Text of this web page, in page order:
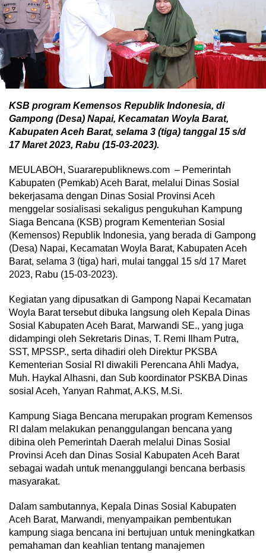
KSB program Kemensos Republik Indonesia, di
Gampong (Desa) Napai, Kecamatan Woyla Barat,
Kabupaten Aceh Barat, selama 3 (tiga) tanggal 15 s/d
17 Maret 2023, Rabu (15-03-2023).
MEULABOH, Suararepubliknews.com – Pemerintah
Kabupaten (Pemkab) Aceh Barat, melalui Dinas Sosial
bekerjasama dengan Dinas Sosial Provinsi Aceh
menggelar sosialisasi sekaligus pengukuhan Kampung
Siaga Bencana (KSB) program Kementerian Sosial
(Kemensos) Republik Indonesia, yang berada di Gampong
(Desa) Napai, Kecamatan Woyla Barat, Kabupaten Aceh
Barat, selama 3 (tiga) hari, mulai tanggal 15 s/d 17 Maret
2023, Rabu (15-03-2023).
Kegiatan yang dipusatkan di Gampong Napai Kecamatan
Woyla Barat tersebut dibuka langsung oleh Kepala Dinas
Sosial Kabupaten Aceh Barat, Marwandi SE., yang juga
didampingi oleh Sekretaris Dinas, T. Remi Ilham Putra,
SST, MPSSP., serta dihadiri oleh Direktur PKSBA
Kementerian Sosial RI diwakili Perencana Ahli Madya,
Muh. Haykal Alhasni, dan Sub koordinator PSKBA Dinas
sosial Aceh, Yanyan Rahmat, A.KS, M.Si.
Kampung Siaga Bencana merupakan program Kemensos
RI dalam melakukan penanggulangan bencana yang
dibina oleh Pemerintah Daerah melalui Dinas Sosial
Provinsi Aceh dan Dinas Sosial Kabupaten Aceh Barat
sebagai wadah untuk menanggulangi bencana berbasis
masyarakat.
Dalam sambutannya, Kepala Dinas Sosial Kabupaten
Aceh Barat, Marwandi, menyampaikan pembentukan
kampung siaga bencana ini bertujuan untuk meningkatkan
pemahaman dan keahlian tentang manajemen